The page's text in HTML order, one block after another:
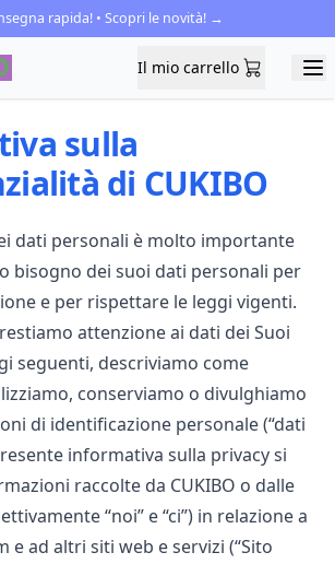
rapida! • Scopri le novità! →
Il mio carrello
Il mio carrello
sulla
di CUKIBO
dati personali è molto importante
bisogno dei suoi dati personali per
e per rispettare le leggi vigenti.
attenzione ai dati dei Suoi
seguenti, descriviamo come
conserviamo o divulghiamo
di identificazione personale (“dati
informativa sulla privacy si
raccolte da CUKIBO o dalle
“noi” e “ci”) in relazione a
e ad altri siti web e servizi (“Sito